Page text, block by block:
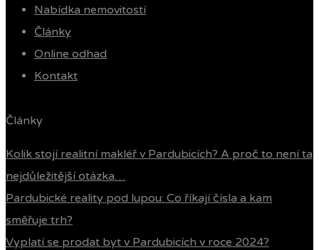
Nabídka nemovitostí
Články
Online odhad
Kontakt
Články
Kolik stojí realitní makléř v Pardubicích? A proč to není ta
nejdůležitější otázka…
Pardubické reality pod lupou: Co říkají čísla a kam
směřuje trh?
Vyplatí se prodat byt v Pardubicích v roce 2024?